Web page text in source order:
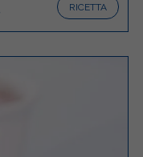
RICETTA